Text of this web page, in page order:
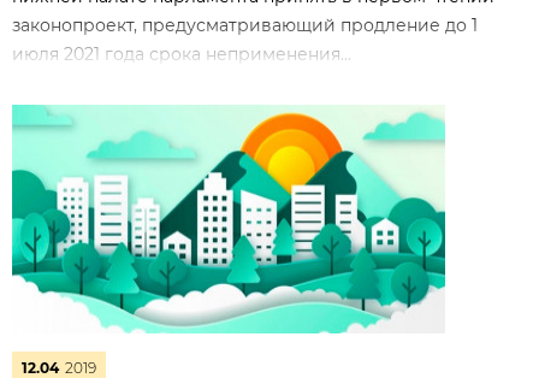
законопроект, предусматривающий продление до 1
июля 2021 года срока неприменения...
12.04 2019